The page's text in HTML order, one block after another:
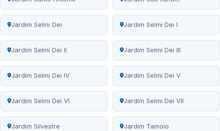
Jardim Selmi Dei Jardim Selmi Dei I
Jardim Selmi Dei II Jardim Selmi Dei III
Jardim Selmi Dei IV Jardim Selmi Dei V
Jardim Selmi Dei VI Jardim Selmi Dei VII
Jardim Silvestre Jardim Tamoio